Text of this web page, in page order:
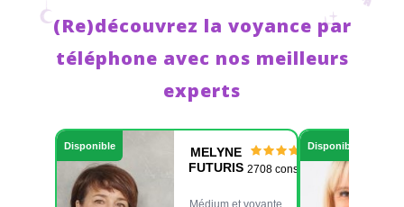
(Re)découvrez la voyance par
téléphone avec nos meilleurs
experts
Disponible
MELYNE
FUTURIS 2708 consult.
Médium et voyante
Disponible